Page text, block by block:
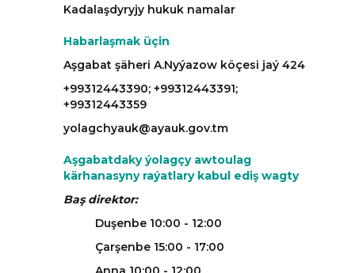
Kadalaşdyryjy hukuk namalar
Habarlaşmak üçin
Aşgabat şäheri A.Nyýazow köçesi jaý 424
+99312443390; +99312443391;
+99312443359
yolagchyauk@ayauk.gov.tm
Aşgabatdaky ýolagçy awtoulag
kärhanasyny raýatlary kabul ediş wagty
Baş direktor:
Duşenbe 10:00 - 12:00
Çarşenbe 15:00 - 17:00